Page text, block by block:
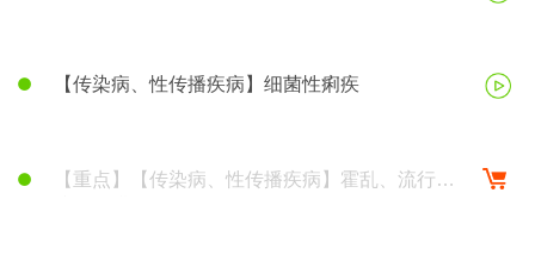
【传染病、性传播疾病】细菌性痢疾
【重点】【传染病、性传播疾病】霍乱、流行性